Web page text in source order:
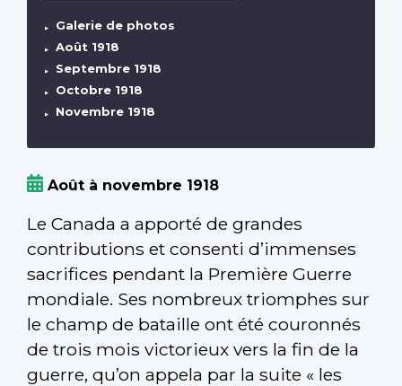
Galerie de photos
Août 1918
Septembre 1918
Octobre 1918
Novembre 1918
Août à novembre 1918
Le Canada a apporté de grandes
contributions et consenti d’immenses
sacrifices pendant la Première Guerre
mondiale. Ses nombreux triomphes sur
le champ de bataille ont été couronnés
de trois mois victorieux vers la fin de la
guerre, qu’on appela par la suite « les